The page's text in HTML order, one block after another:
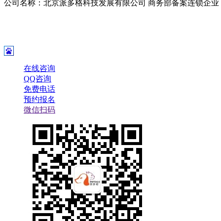
公司名称：北京派多格科技发展有限公司 商务部备案连锁企业
在线咨询
QQ咨询
免费电话
预约报名
微信扫码